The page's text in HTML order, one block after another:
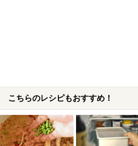
こちらのレシピもおすすめ！